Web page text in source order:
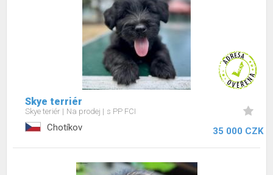
Skye terriér
Skye teriér Na prodej s PP FCI
Chotíkov 35 000 CZK